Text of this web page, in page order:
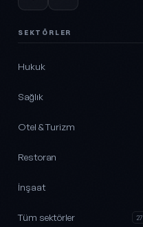
SEKTÖRLER
Hukuk
Sağlık
Otel & Turizm
Restoran
İnşaat
Tüm sektörler 27